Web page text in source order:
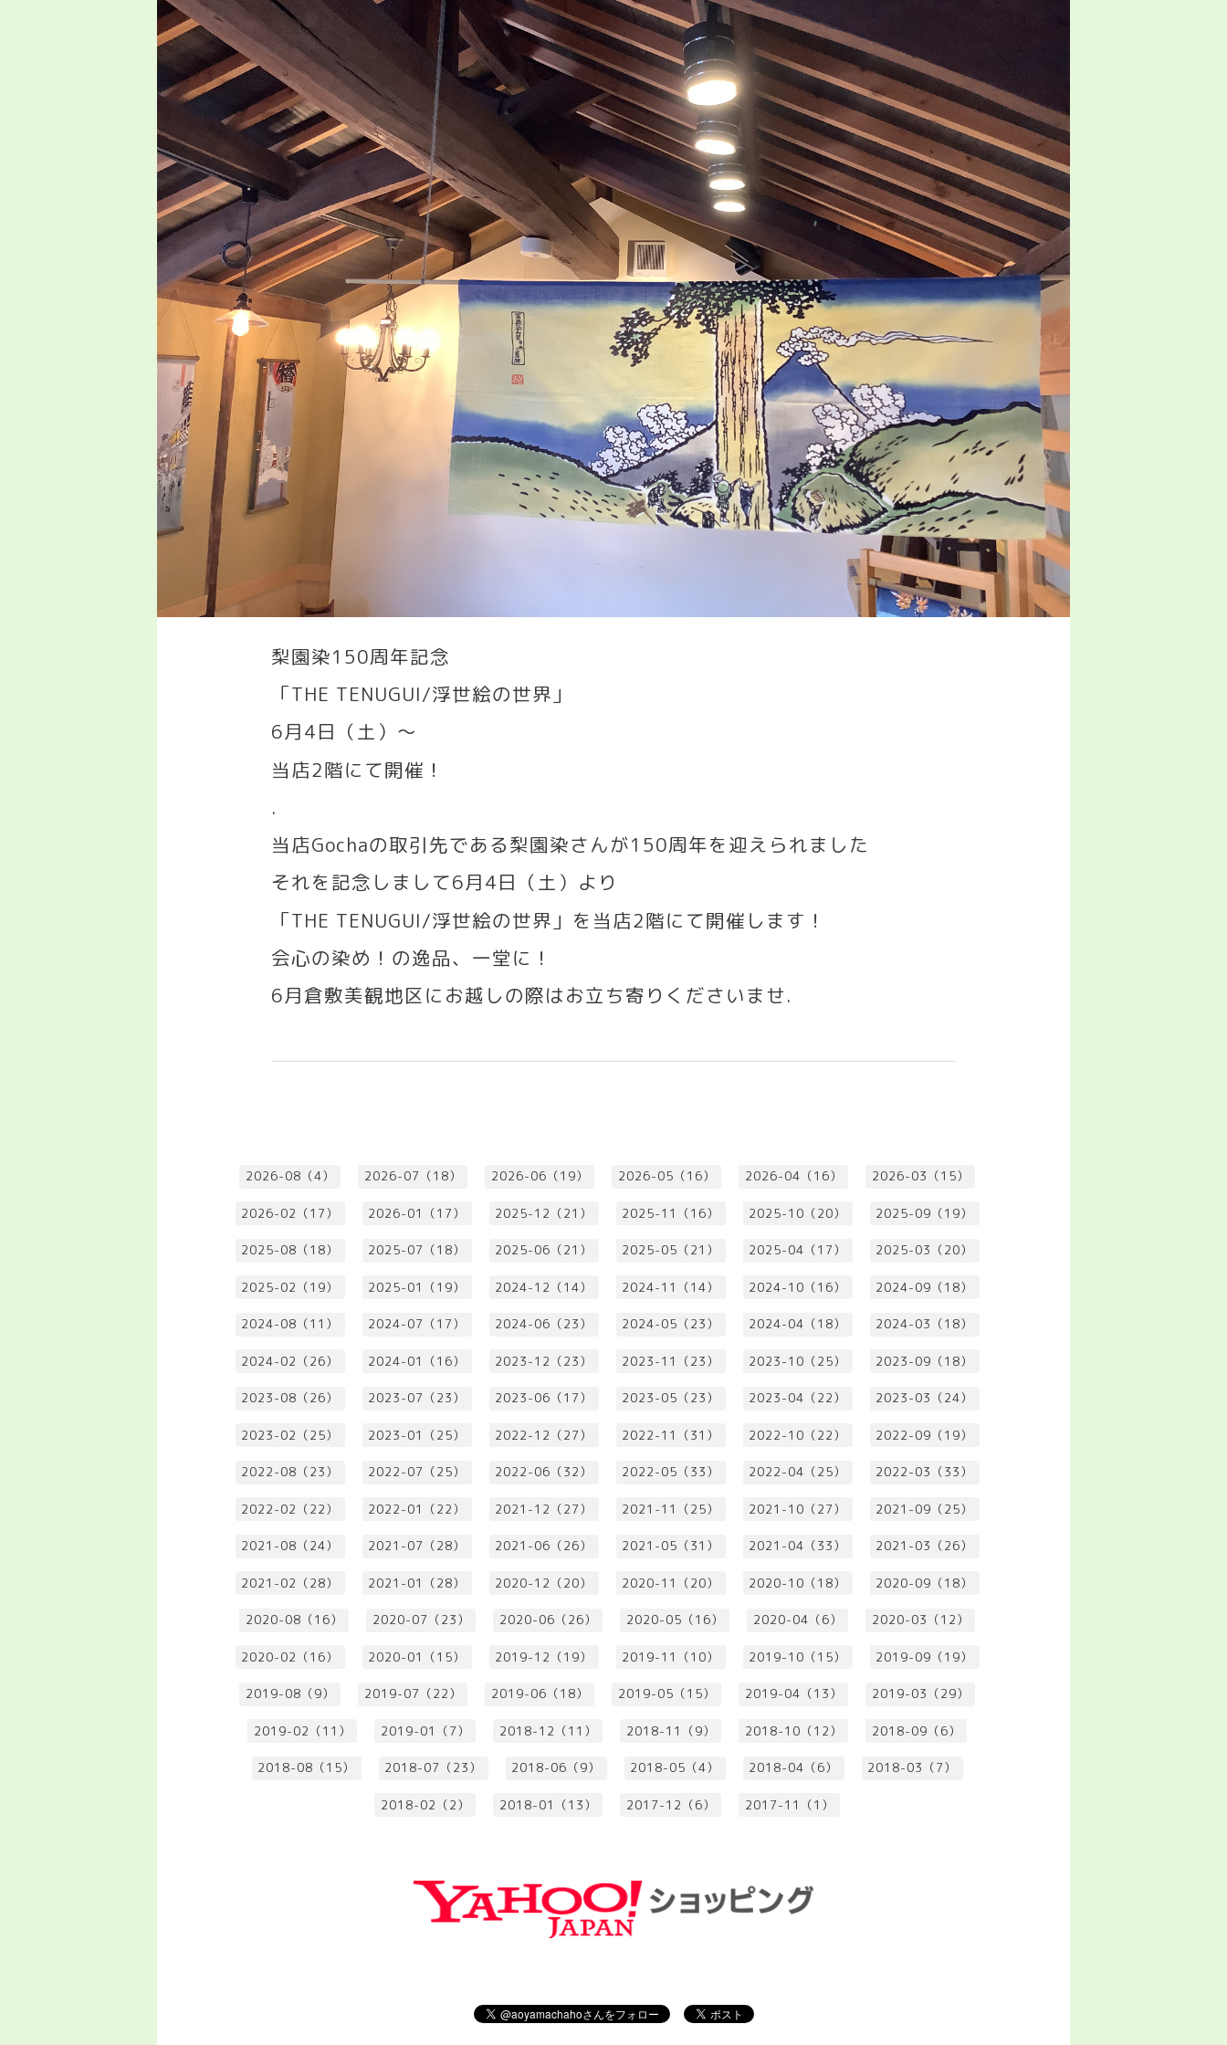
梨園染150周年記念
「THE TENUGUI/浮世絵の世界」
6月4日（土）〜
当店2階にて開催！
.
当店Gochaの取引先である梨園染さんが150周年を迎えられました
それを記念しまして6月4日（土）より
「THE TENUGUI/浮世絵の世界」を当店2階にて開催します！
会心の染め！の逸品、一堂に！
6月倉敷美観地区にお越しの際はお立ち寄りくださいませ.
2026-08（4） 2026-07（18） 2026-06（19） 2026-05（16） 2026-04（16） 2026-03（15）
2026-02（17） 2026-01（17） 2025-12（21） 2025-11（16） 2025-10（20） 2025-09（19）
2025-08（18） 2025-07（18） 2025-06（21） 2025-05（21） 2025-04（17） 2025-03（20）
2025-02（19） 2025-01（19） 2024-12（14） 2024-11（14） 2024-10（16） 2024-09（18）
2024-08（11） 2024-07（17） 2024-06（23） 2024-05（23） 2024-04（18） 2024-03（18）
2024-02（26） 2024-01（16） 2023-12（23） 2023-11（23） 2023-10（25） 2023-09（18）
2023-08（26） 2023-07（23） 2023-06（17） 2023-05（23） 2023-04（22） 2023-03（24）
2023-02（25） 2023-01（25） 2022-12（27） 2022-11（31） 2022-10（22） 2022-09（19）
2022-08（23） 2022-07（25） 2022-06（32） 2022-05（33） 2022-04（25） 2022-03（33）
2022-02（22） 2022-01（22） 2021-12（27） 2021-11（25） 2021-10（27） 2021-09（25）
2021-08（24） 2021-07（28） 2021-06（26） 2021-05（31） 2021-04（33） 2021-03（26）
2021-02（28） 2021-01（28） 2020-12（20） 2020-11（20） 2020-10（18） 2020-09（18）
2020-08（16） 2020-07（23） 2020-06（26） 2020-05（16） 2020-04（6） 2020-03（12）
2020-02（16） 2020-01（15） 2019-12（19） 2019-11（10） 2019-10（15） 2019-09（19）
2019-08（9） 2019-07（22） 2019-06（18） 2019-05（15） 2019-04（13） 2019-03（29）
2019-02（11） 2019-01（7） 2018-12（11） 2018-11（9） 2018-10（12） 2018-09（6）
2018-08（15） 2018-07（23） 2018-06（9） 2018-05（4） 2018-04（6） 2018-03（7）
2018-02（2） 2018-01（13） 2017-12（6） 2017-11（1）